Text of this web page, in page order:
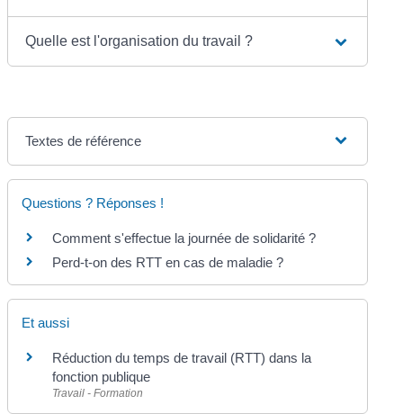
Quelle est l'organisation du travail ?
Textes de référence
Questions ? Réponses !
Comment s'effectue la journée de solidarité ?
Perd-t-on des RTT en cas de maladie ?
Et aussi
Réduction du temps de travail (RTT) dans la
fonction publique
Travail - Formation